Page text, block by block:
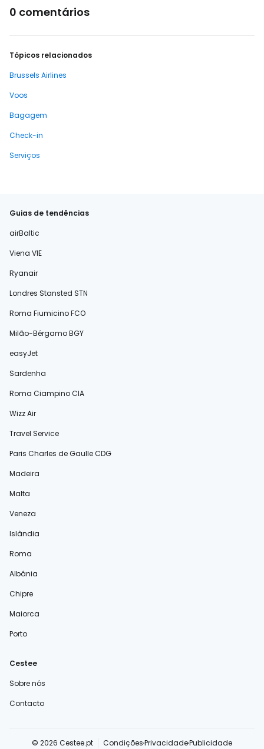
0 comentários
Tópicos relacionados
Brussels Airlines
Voos
Bagagem
Check-in
Serviços
Guias de tendências
airBaltic
Viena VIE
Ryanair
Londres Stansted STN
Roma Fiumicino FCO
Milão-Bérgamo BGY
easyJet
Sardenha
Roma Ciampino CIA
Wizz Air
Travel Service
Paris Charles de Gaulle CDG
Madeira
Malta
Veneza
Islândia
Roma
Albânia
Chipre
Maiorca
Porto
Cestee
Sobre nós
Contacto
© 2026 Cestee.pt CondiçõesPrivacidadePublicidade